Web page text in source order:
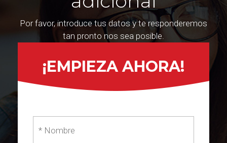
Por favor, introduce tus datos y te responderemos
tan pronto nos sea posible.
¡EMPIEZA AHORA!